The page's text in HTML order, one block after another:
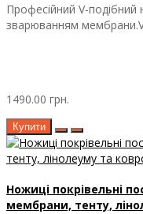
Професійний V-подібний
зварюванням
1490.00 грн.
Купити
Ножиці покрівельні
мембрани, тенту,